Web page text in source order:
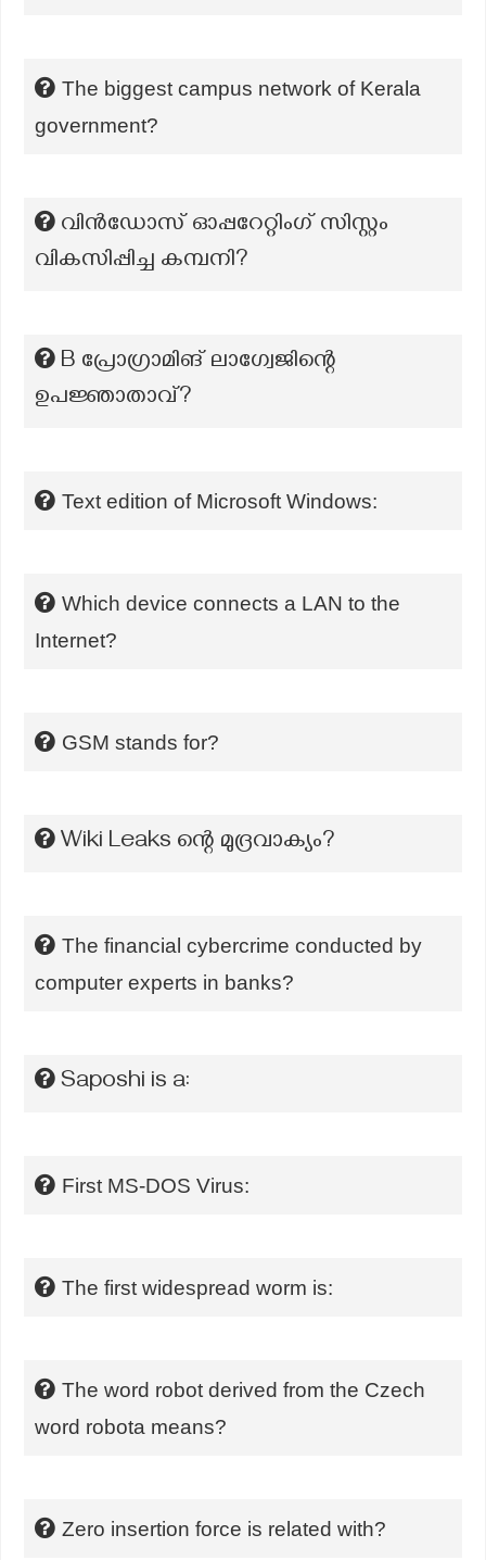
The biggest campus network of Kerala
government?
വിൻഡോസ് ഓപ്പറേറ്റിംഗ് സിസ്റ്റം
വികസിപ്പിച്ച കമ്പനി?
B പ്രോഗ്രാമിങ് ലാഗ്വേജിന്റെ
ഉപജ്ഞാതാവ്?
Text edition of Microsoft Windows:
Which device connects a LAN to the
Internet?
GSM stands for?
Wiki Leaks ന്റെ മുദ്രവാക്യം?
The financial cybercrime conducted by
computer experts in banks?
Saposhi is a:
First MS-DOS Virus:
The first widespread worm is:
The word robot derived from the Czech
word robota means?
Zero insertion force is related with?